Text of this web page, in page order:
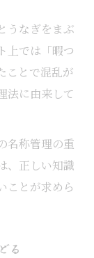
うなぎをまぶ
上では「暇つ
ことで混乱が
法に由来して
名称管理の重
、正しい知識
ことが求めら
る